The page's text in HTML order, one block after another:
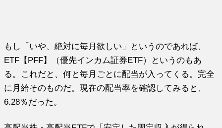
もし「いや、絶対に毎月欲しい」というのであれば、
ETF【PFF】（優先インカム証券ETF）というのもあ
る。これだと、何と毎月ごとに配当が入ってくる。完全
に月給そのものだ。現在の配当率を確認してみると、
6.28％だった。